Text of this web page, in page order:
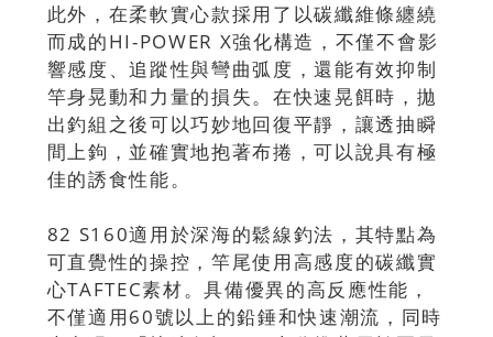
此外，在柔軟實心款採用了以碳纖維條纏繞
而成的HI-POWER X強化構造，不僅不會影
響感度、追蹤性與彎曲弧度，還能有效抑制
竿身晃動和力量的損失。在快速晃餌時，拋
出釣組之後可以巧妙地回復平靜，讓透抽瞬
間上鉤，並確實地抱著布捲，可以說具有極
佳的誘食性能。
82 S160適用於深海的鬆線釣法，其特點為
可直覺性的操控，竿尾使用高感度的碳纖實
心TAFTEC素材。具備優異的高反應性能，
不僅適用60號以上的鉛錘和快速潮流，同時